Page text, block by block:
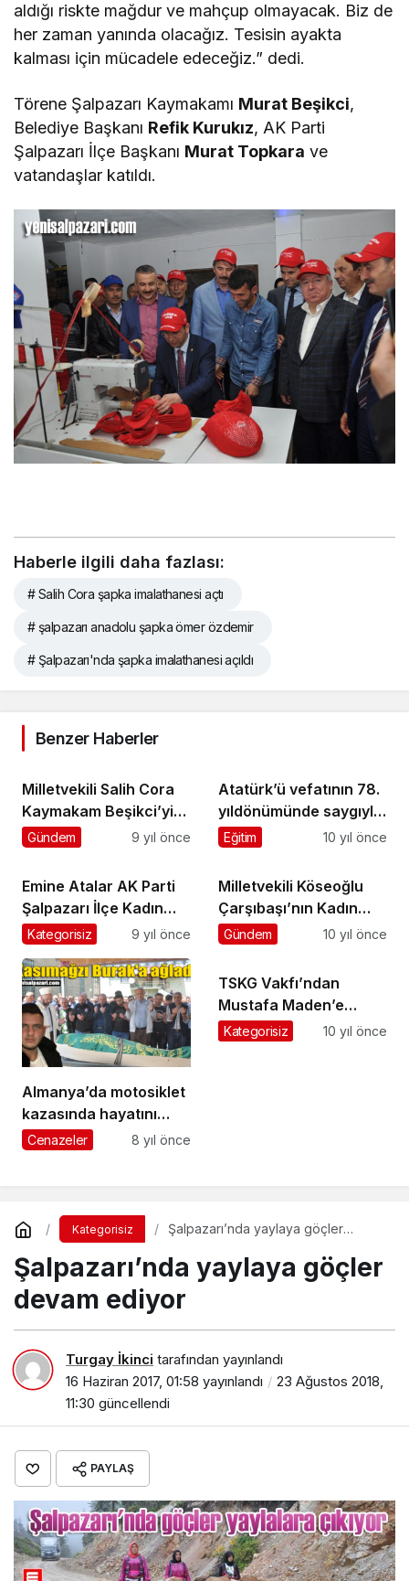
aldığı riskte mağdur ve mahçup olmayacak. Biz de
her zaman yanında olacağız. Tesisin ayakta
kalması için mücadele edeceğiz.” dedi.
Törene Şalpazarı Kaymakamı Murat Beşikci,
Belediye Başkanı Refik Kurukız, AK Parti
Şalpazarı İlçe Başkanı Murat Topkara ve
vatandaşlar katıldı.
Haberle ilgili daha fazlası:
# Salih Cora şapka imalathanesi açtı
# şalpazarı anadolu şapka ömer özdemir
# Şalpazarı'nda şapka imalathanesi açıldı
Benzer Haberler
Milletvekili Salih Cora
Kaymakam Beşikci’yi
ziyaret etti
Gündem 9 yıl önce
Atatürk’ü vefatının 78.
yıldönümünde saygıyla
andık
Eğitim 10 yıl önce
Emine Atalar AK Parti
Şalpazarı İlçe Kadın
Kolları Başkanlığı’na
Kategorisiz 9 yıl önce
Milletvekili Köseoğlu
Çarşıbaşı’nın Kadın
Kaymakamı Beşikci’yi
Gündem 10 yıl önce
Almanya’da motosiklet
kazasında hayatını
kaybeden Burak
Cenazeler 8 yıl önce
TSKG Vakfı’ndan
Mustafa Maden’e
Gümüş Madalya verildi
Kategorisiz 10 yıl önce
Kategorisiz
Şalpazarı’nda yaylaya göçler
Şalpazarı’nda yaylaya göçler
devam ediyor
Turgay İkinci tarafından yayınlandı
16 Haziran 2017, 01:58 yayınlandı
23 Ağustos 2018,
11:30 güncellendi
PAYLAŞ